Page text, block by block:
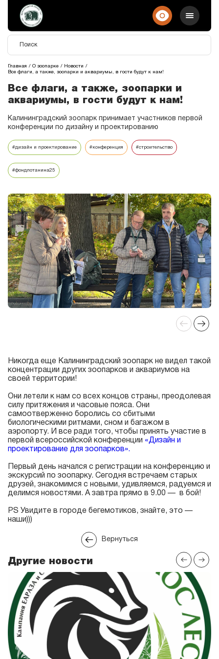
Главная О зоопарке
Новости
Все флаги, а также, зоопарки и аквариумы, в гости будут к нам!
Все флаги, а также, зоопарки и
аквариумы, в гости будут к нам!
Калининградский зоопарк принимает участников первой
конференции по дизайну и проектированию
#дизайн и проектирование #конференция #строительство
#фондпотанина25
Никогда еще Калининградский зоопарк не видел такой
концентрации других зоопарков и аквариумов на
своей территории!
Они летели к нам со всех концов страны, преодолевая
силу притяжения и часовые пояса. Они
самоотверженно боролись со сбитыми
биологическими ритмами, сном и багажом в
аэропорту. И все ради того, чтобы принять участие в
первой всероссийской конференции «Дизайн и
проектирование для зоопарков».
Первый день начался с регистрации на конференцию и
экскурсий по зоопарку. Сегодня встречаем старых
друзей, знакомимся с новыми, удивляемся, радуемся и
делимся новостями. А завтра прямо в 9.00 — в бой!
PS Увидите в городе бегемотиков, знайте, это —
наши)))
Вернуться
Другие новости